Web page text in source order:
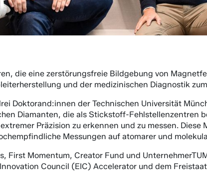
die eine zerstörungsfreie Bildgebung von
und der medizinischen Diagnostik
Doktorand:innen der Technischen Universität
Diamanten, die als Stickstoff-Fehlstellenzentren
Präzision zu erkennen und zu messen.
Messungen auf atomarer und
First Momentum, Creator Fund und
Council (EIC) Accelerator und dem